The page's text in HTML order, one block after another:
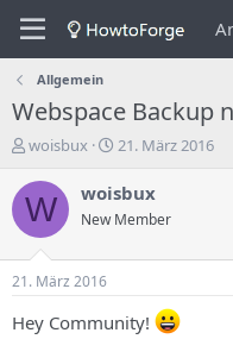
Allgemein
Webspace Backup
E
s
t
e
e
r
d
woisbux
E
s
e
n
g
21. März 2016
W woisbux
New Member
21. März 2016
Hey Community!